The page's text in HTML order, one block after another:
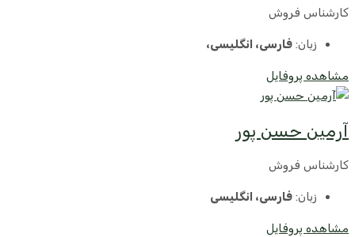
کارشناس فروش
زبان: فارسی، انگلیسی،
مشاهده پروفایل
آرمین حسن پور
کارشناس فروش
زبان: فارسی، انگلیسی
مشاهده پروفایل